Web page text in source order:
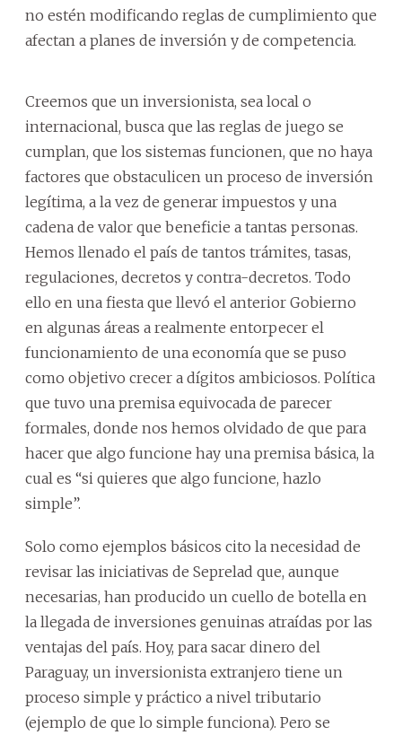
no estén modificando reglas de cumplimiento que
afectan a planes de inversión y de competencia.
Creemos que un inversionista, sea local o
internacional, busca que las reglas de juego se
cumplan, que los sistemas funcionen, que no haya
factores que obstaculicen un proceso de inversión
legítima, a la vez de generar impuestos y una
cadena de valor que beneficie a tantas personas.
Hemos llenado el país de tantos trámites, tasas,
regulaciones, decretos y contra-decretos. Todo
ello en una fiesta que llevó el anterior Gobierno
en algunas áreas a realmente entorpecer el
funcionamiento de una economía que se puso
como objetivo crecer a dígitos ambiciosos. Política
que tuvo una premisa equivocada de parecer
formales, donde nos hemos olvidado de que para
hacer que algo funcione hay una premisa básica, la
cual es “si quieres que algo funcione, hazlo
simple”.
Solo como ejemplos básicos cito la necesidad de
revisar las iniciativas de Seprelad que, aunque
necesarias, han producido un cuello de botella en
la llegada de inversiones genuinas atraídas por las
ventajas del país. Hoy, para sacar dinero del
Paraguay, un inversionista extranjero tiene un
proceso simple y práctico a nivel tributario
(ejemplo de que lo simple funciona). Pero se